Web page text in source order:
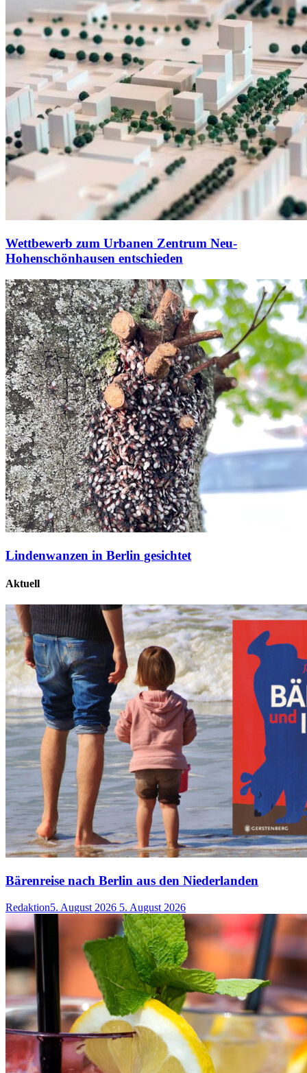
Wettbewerb zum Urbanen Zentrum Neu-
Hohenschönhausen entschieden
Lindenwanzen in Berlin gesichtet
Aktuell
Bärenreise nach Berlin aus den Niederlanden
Redaktion5. August 2026 5. August 2026